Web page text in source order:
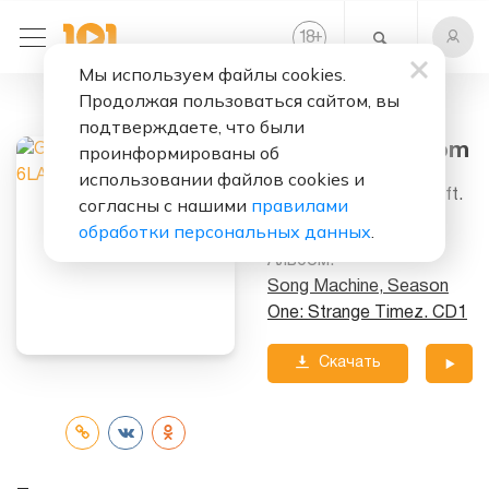
18+
The Pink Phantom
ft.
Альбом:
Song Machine, Season
One: Strange Timez. CD1
Скачать
Мы используем файлы cookies.
Продолжая пользоваться сайтом, вы
подтверждаете, что были
проинформированы об
использовании файлов cookies и
согласны с нашими правилами
обработки персональных данных.